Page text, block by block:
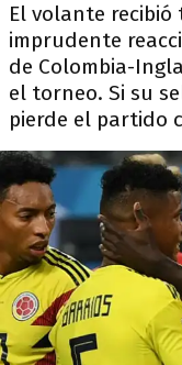
El volante
imprudente
de Colombia-
el torneo. Si su
pierde el partido